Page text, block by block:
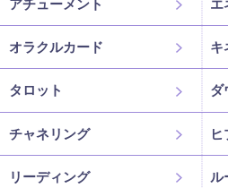
オラクルカード キ
タロット ダ
チャネリング
リーディング ル